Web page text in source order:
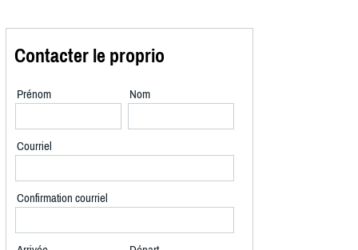
Contacter le proprio
Prénom Nom
Courriel
Confirmation courriel